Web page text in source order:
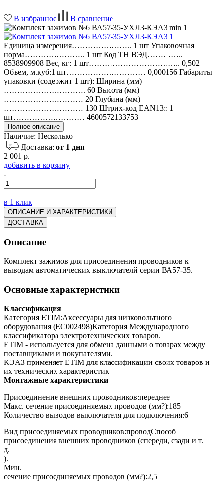
В избранное В сравнение
Единица измерения………………….. 1 шт Упаковочная
норма………………….. 1 шт Код ТН ВЭД…………..
8538909908 Вес, кг: 1 шт…………………………….. 0,502
Объем, м.куб:1 шт………………………… 0,000156 Габариты
упаковки (содержит 1 шт): Ширина (мм)
…………………………. 60 Высота (мм)
………………………… 20 Глубина (мм)
………………………… 130 Штрих-код EAN13:: 1
шт……………………… 4600572133753
Полное описание
Наличие: Несколько
Доставка: от 1 дня
2 001 р.
добавить в корзину
-
+
в 1 клик
ОПИСАНИЕ И ХАРАКТЕРИСТИКИ
ДОСТАВКА
Описание
Комплект зажимов для присоединения проводников к
выводам автоматических выключателй серии ВА57-35.
Основные характеристики
Классификация
Категория ETIM:Аксессуары для низковольтного
оборудования (EC002498)Категория Международного
классификатора электротехнических товаров.
ETIM - используется для обмена данными о товарах между
поставщиками и покупателями.
КЭАЗ применяет ETIM для классификации своих товаров и
их технических характеристик
Монтажные характеристики
Присоединение внешних проводников:переднее
Макс. сечение присоединяемых проводов (мм?):185
Количество выводов выключателя для подключения:6
Вид присоединяемых проводников:проводСпособ
присоединения внешних проводников (спереди, сзади и т.
д.
).
Мин.
сечение присоединяемых проводов (мм?):2,5